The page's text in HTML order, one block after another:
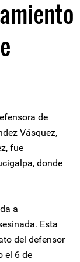
de
Vásquez,
fue
donde
a
Esta
del defensor
el 6 de